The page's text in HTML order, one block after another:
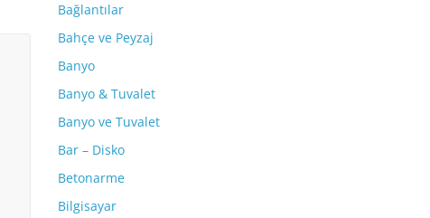
Bağlantılar
Bahçe ve Peyzaj
Banyo
Banyo & Tuvalet
Banyo ve Tuvalet
Bar – Disko
Betonarme
Bilgisayar